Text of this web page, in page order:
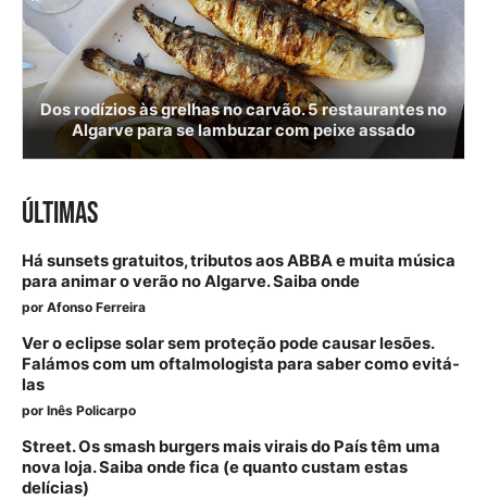
Dos rodízios às grelhas no carvão. 5 restaurantes no
Algarve para se lambuzar com peixe assado
ÚLTIMAS
Há sunsets gratuitos, tributos aos ABBA e muita música
para animar o verão no Algarve. Saiba onde
por Afonso Ferreira
Ver o eclipse solar sem proteção pode causar lesões.
Falámos com um oftalmologista para saber como evitá-
las
por Inês Policarpo
Street. Os smash burgers mais virais do País têm uma
nova loja. Saiba onde fica (e quanto custam estas
delícias)